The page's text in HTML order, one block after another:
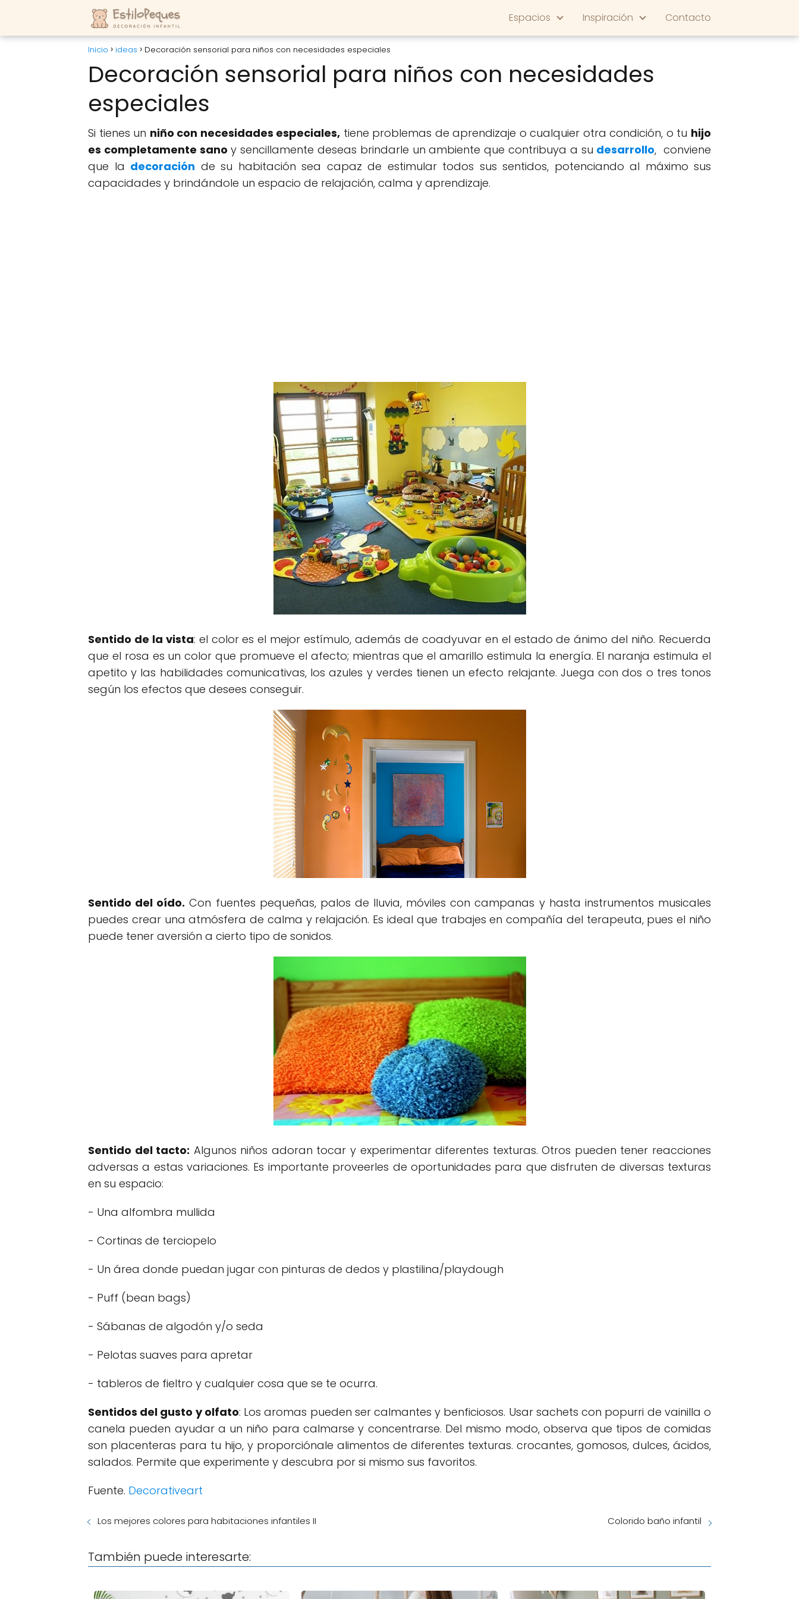
Espacios Inspiración Contacto
Inicio ideas Decoración sensorial para niños con necesidades especiales
Decoración sensorial para niños con necesidades
especiales
Si tienes un niño con necesidades especiales, tiene problemas de aprendizaje o cualquier otra condición, o tu hijo
es completamente sano y sencillamente deseas brindarle un ambiente que contribuya a su desarrollo, conviene
que la decoración de su habitación sea capaz de estimular todos sus sentidos, potenciando al máximo sus
capacidades y brindándole un espacio de relajación, calma y aprendizaje.
Sentido de la vista: el color es el mejor estímulo, además de coadyuvar en el estado de ánimo del niño. Recuerda
que el rosa es un color que promueve el afecto; mientras que el amarillo estimula la energía. El naranja estimula el
apetito y las habilidades comunicativas, los azules y verdes tienen un efecto relajante. Juega con dos o tres tonos
según los efectos que desees conseguir.
Sentido del oído. Con fuentes pequeñas, palos de lluvia, móviles con campanas y hasta instrumentos musicales
puedes crear una atmósfera de calma y relajación. Es ideal que trabajes en compañía del terapeuta, pues el niño
puede tener aversión a cierto tipo de sonidos.
Sentido del tacto: Algunos niños adoran tocar y experimentar diferentes texturas. Otros pueden tener reacciones
adversas a estas variaciones. Es importante proveerles de oportunidades para que disfruten de diversas texturas
en su espacio:
- Una alfombra mullida
- Cortinas de terciopelo
- Un área donde puedan jugar con pinturas de dedos y plastilina/playdough
- Puff (bean bags)
- Sábanas de algodón y/o seda
- Pelotas suaves para apretar
- tableros de fieltro y cualquier cosa que se te ocurra.
Sentidos del gusto y olfato: Los aromas pueden ser calmantes y benficiosos. Usar sachets con popurri de vainilla o
canela pueden ayudar a un niño para calmarse y concentrarse. Del mismo modo, observa que tipos de comidas
son placenteras para tu hijo, y proporciónale alimentos de diferentes texturas. crocantes, gomosos, dulces, ácidos,
salados. Permite que experimente y descubra por si mismo sus favoritos.
Fuente. Decorativeart
Los mejores colores para habitaciones infantiles II Colorido baño infantil
También puede interesarte: